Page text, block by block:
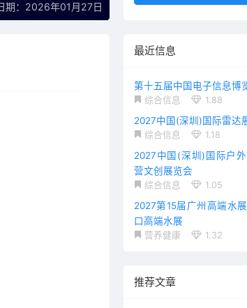
期：2026年01月27日
最近信息
第十五届中国电子信息博
综合信息 1.88
2027中国(深圳)国际雷达
综合信息 1.18
2027中国(深圳)国际户
营文创展览会
综合信息 1.05
2027第15届广州高端水
口高端水展
营养健康 1.32
推荐文章